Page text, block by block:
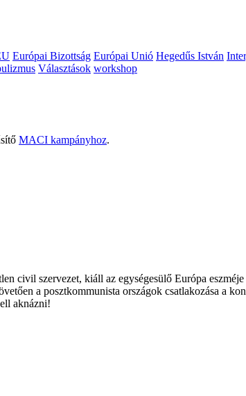
Európai Bizottság Európai Unió Hegedűs István
Választások workshop
MACI kampányhoz.
civil szervezet, kiáll az egységesülő Európa
a posztkommunista országok csatlakozása a
aknázni!